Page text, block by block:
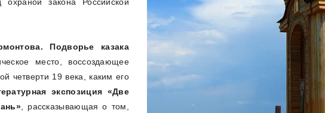
Подворье казака
место, воссоздающее
четверти 19 века, каким его
экспозиция «Две
, рассказывающая о том,